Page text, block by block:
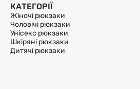
КАТЕГОРІЇ
Жіночі рюкзаки
Чоловічі рюкзаки
Унісекс рюкзаки
Шкіряні рюкзаки
Дитячі рюкзаки